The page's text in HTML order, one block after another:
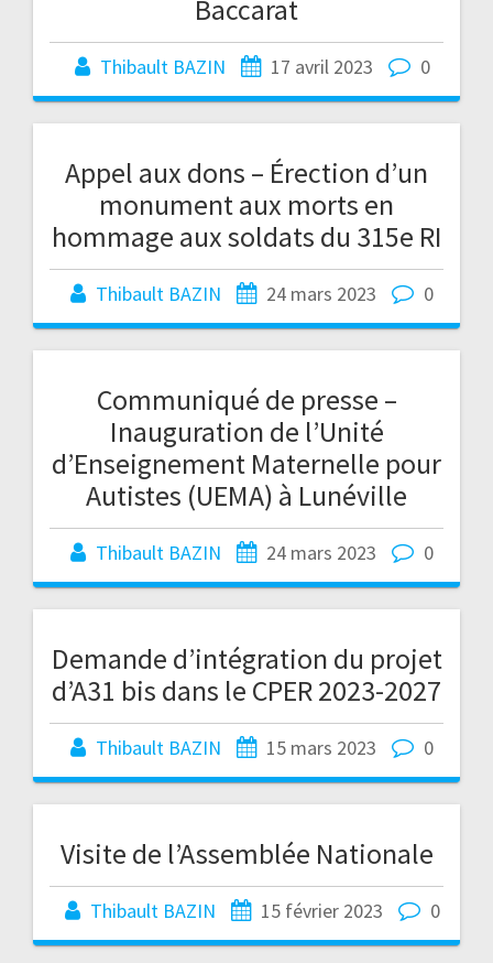
Baccarat
Thibault BAZIN 17 avril 2023 0
Appel aux dons – Érection d’un
monument aux morts en
hommage aux soldats du 315e RI
Thibault BAZIN 24 mars 2023 0
Communiqué de presse –
Inauguration de l’Unité
d’Enseignement Maternelle pour
Autistes (UEMA) à Lunéville
Thibault BAZIN 24 mars 2023 0
Demande d’intégration du projet
d’A31 bis dans le CPER 2023-2027
Thibault BAZIN 15 mars 2023 0
Visite de l’Assemblée Nationale
Thibault BAZIN 15 février 2023 0